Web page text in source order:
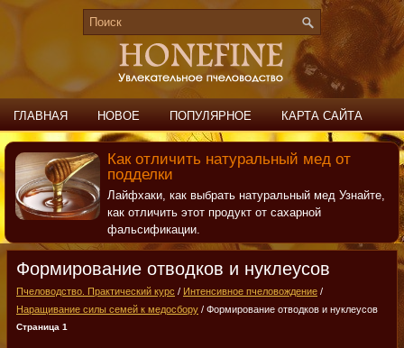
ГЛАВНАЯ НОВОЕ ПОПУЛЯРНОЕ КАРТА САЙТА
ПОИСК КОНТАКТЫ
Как отличить натуральный мед от
подделки
Лайфхаки, как выбрать натуральный мед Узнайте,
как отличить этот продукт от сахарной
фальсификации.
Формирование отводков и нуклеусов
Пчеловодство. Практический курс / Интенсивное пчеловождение /
Наращивание силы семей к медосбору / Формирование отводков и нуклеусов
Страница 1